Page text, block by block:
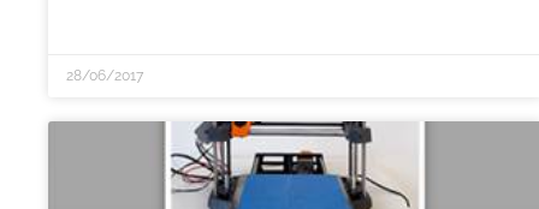
28/06/2017